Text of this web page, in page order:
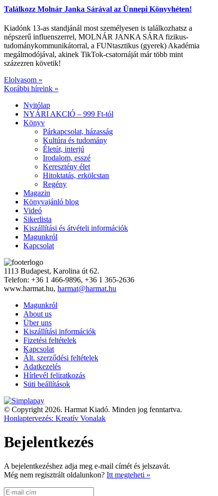
Találkozz Molnár Janka Sárával az Ünnepi Könyvhéten!
Kiadónk 13-as standjánál most személyesen is találkozhatsz a
népszerű influenszerrel, MOLNÁR JANKA SÁRA fizikus-
tudománykommunikátorral, a FUNtasztikus (gyerek) Akadémia
megálmodójával, akinek TikTok-csatornáját már több mint
százezren követik!
Elolvasom »
Korábbi híreink »
Nyitólap
NYÁRI AKCIÓ – 999 Ft-tól
Könyv
Párkapcsolat, házasság
Kultúra és tudomány
Életút, interjú
Irodalom, esszé
Keresztény élet
Hitoktatás, erkölcstan
Regény
Magazin
Könyvajánló blog
Videó
Sikerlista
Kiszállítási és átvételi információk
Magunkról
Kapcsolat
1113 Budapest, Karolina út 62.
Telefon: +36 1 466-9896, +36 1 365-2636
www.harmat.hu, harmat@harmat.hu
Magunkról
About us
Über uns
Kiszállítási információk
Fizetési feltételek
Kapcsolat
Ált. szerződési feltételek
Adatkezelés
Hírlevél feliratkozás
Süti beállítások
© Copyright 2026. Harmat Kiadó. Minden jog fenntartva.
Honlaptervezés: Kreatív Vonalak
Bejelentkezés
A bejelentkezéshez adja meg e-mail címét és jelszavát.
Még nem regisztrált oldalunkon? Itt megteheti »